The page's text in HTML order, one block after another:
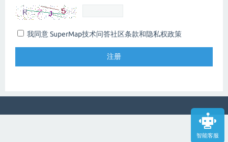
智能客服
我同意 SuperMap技术问答社区条款和隐私权政策